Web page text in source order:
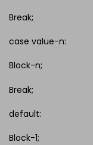
Break;
case value-n:
Block-n;
Break;
default:
Block-1;